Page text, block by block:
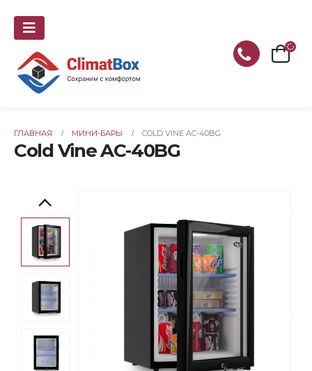
ГЛАВНАЯ МИНИ-БАРЫ COLD VINE AC-40BG
Cold Vine AC-40BG